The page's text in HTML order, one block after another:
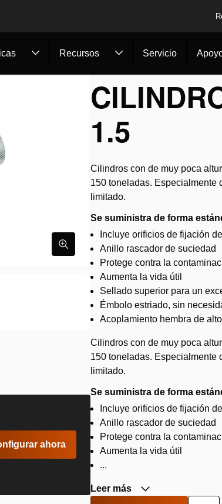
Recursos Servicio
HF...
ahora
1.5
Cilindros con de muy poca
150 toneladas. Especialmente
limitado.
Se suministra de forma
Incluye orificios de fijación
Anillo rascador de suciedad
Protege contra la
Aumenta la vida útil
Sellado superior para un
Émbolo estriado, sin
Acoplamiento hembra de
Cilindros con de muy poca
150 toneladas. Especialmente
limitado.
Se suministra de forma
Incluye orificios de fijación
Anillo rascador de suciedad
Protege contra la
Aumenta la vida útil
...
Leer más